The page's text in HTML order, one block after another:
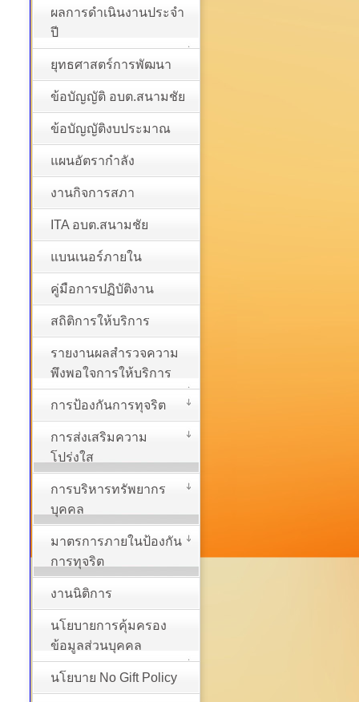
ผลการดำเนินงานประจำ
ปี
ยุทธศาสตร์การพัฒนา
ข้อบัญญัติ อบต.สนามชัย
ข้อบัญญัติงบประมาณ
แผนอัตรากำลัง
งานกิจการสภา
ITA อบต.สนามชัย
แบนเนอร์ภายใน
คู่มือการปฏิบัติงาน
สถิติการให้บริการ
รายงานผลสำรวจความ
พึงพอใจการให้บริการ
การป้องกันการทุจริต
การส่งเสริมความ
โปร่งใส
การบริหารทรัพยากร
บุคคล
มาตรการภายในป้องกัน
การทุจริต
งานนิติการ
นโยบายการคุ้มครอง
ข้อมูลส่วนบุคคล
นโยบาย No Gift Policy